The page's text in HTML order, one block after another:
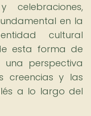
celebraciones,
en la
cultural
esta forma de
perspectiva
creencias y las
a lo largo del